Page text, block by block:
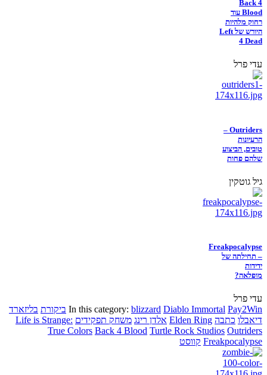
Back 4
Blood עוד
רחוק מלהיות
היורש של Left
4 Dead
עדי פרל
Outriders –
הרעיונות
טובים, הביצוע
שלהם פחות
גיל גוטקין
Freakpocalypse
– תחילתה של
ידידות
מופלאה?
עדי פרל
In this category: blizzard Diablo Immortal Pay2Win ביקורת בליזארד
דיאבלו כתבה Elden Ring אלדן רינג משחק תפקידים Life is Strange:
True Colors Back 4 Blood Turtle Rock Studios Outriders
Freakpocalypse קווסט